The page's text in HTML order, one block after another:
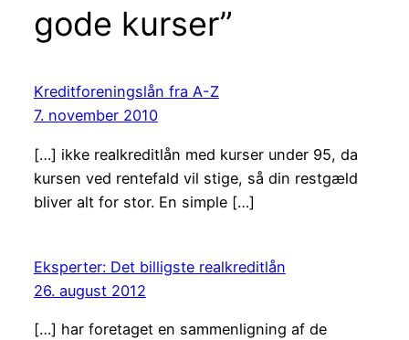
gode kurser”
Kreditforeningslån fra A-Z
7. november 2010
[…] ikke realkreditlån med kurser under 95, da
kursen ved rentefald vil stige, så din restgæld
bliver alt for stor. En simple […]
Eksperter: Det billigste realkreditlån
26. august 2012
[…] har foretaget en sammenligning af de